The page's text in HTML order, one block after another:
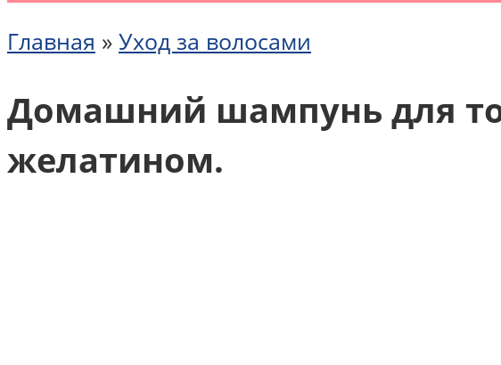
Главная » Уход за волосами
Домашний шампунь для
желатином.